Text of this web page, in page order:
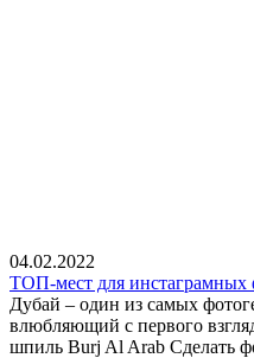
04.02.2022
ТОП-мест для инстаграмных
Дубай – один из самых
влюбляющий с первого
шпиль Burj Al Arab Сделать